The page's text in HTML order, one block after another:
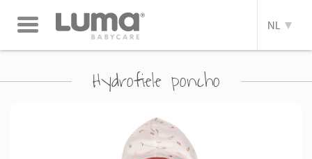
Toggle
navigation
NL
Hydrofiele poncho